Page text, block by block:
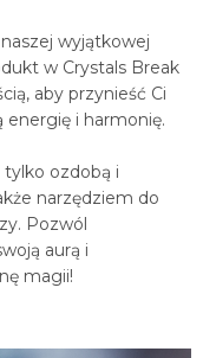
wyjątkowej
w Crystals Break
aby przynieść Ci
i harmonię.
tylko ozdobą i
narzędziem do
Pozwól
aurą i
magii!